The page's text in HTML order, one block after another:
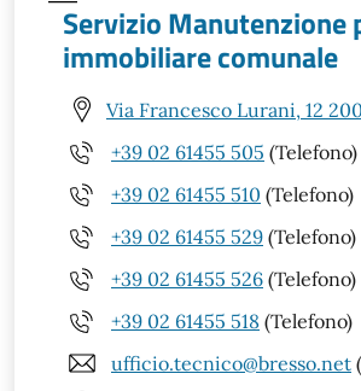
Servizio Manutenzione
immobiliare comunale
Via Francesco Lurani, 12
+39 02 61455 505 (Telefono)
+39 02 61455 510 (Telefono)
+39 02 61455 529 (Telefono)
+39 02 61455 526 (Telefono)
+39 02 61455 518 (Telefono)
ufficio.tecnico@bresso.net